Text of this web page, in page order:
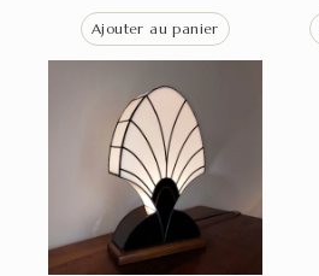
Ajouter au panier